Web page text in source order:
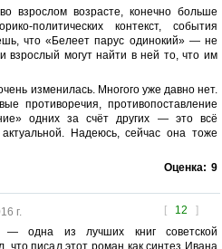
взрослом возрасте, конечно больше
политических контекст, события
что «Белеет парус одинокий» — не
взрослый могут найти в ней то, что им
изменилась. Многого уже давно нет.
противоречия, противопоставление
одних за счёт других — это всё
Надеюсь, сейчас она тоже
Оценка: 9
[ 12 ]
г.
— одна из лучших книг советской
что писал этот роман как синтез Ивана